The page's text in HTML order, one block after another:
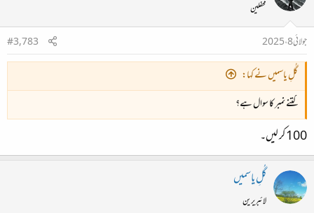
محفلین
جولائی 8، 2025
#3,783
گُلِ یاسمیں نے کہا:
کتنے نمبر کا سوال ہے؟
100 کر لیں۔
گُلِ یاسمیں
لائبریرین